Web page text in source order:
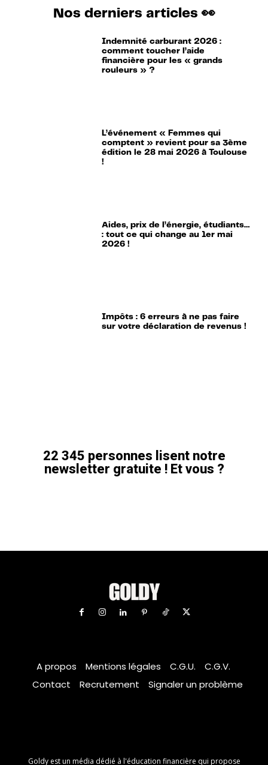
Nos derniers articles 👀
Indemnité carburant 2026 :
comment toucher l’aide
financière pour les « grands
rouleurs » ?
L’événement « Femmes qui
comptent » revient pour sa 3ème
édition le 28 mai 2026 à Toulouse
!
Aides, prix de l’énergie, étudiants…
: tout ce qui change au 1er mai
2026 !
Impôts : 6 erreurs à ne pas faire
sur votre déclaration de revenus !
22 345 personnes lisent notre
newsletter gratuite ! Et vous ?
A propos Mentions légales C.G.U.
C.G.V.
Contact
Recrutement Signaler un problème
Goldy est un média dédié à l'éducation financière qui propose